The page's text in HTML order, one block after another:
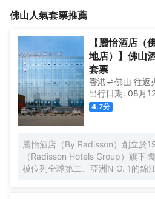
佛山人氣套票推薦
【麗怡酒店（
地店）】佛山
套票
香港 佛山 往返
出行日期: 08月
4.7分
麗怡酒店（By Radisson）創立於
（Radisson Hotels Group）旗下
模位列全球第二、亞洲N O. 1的錦